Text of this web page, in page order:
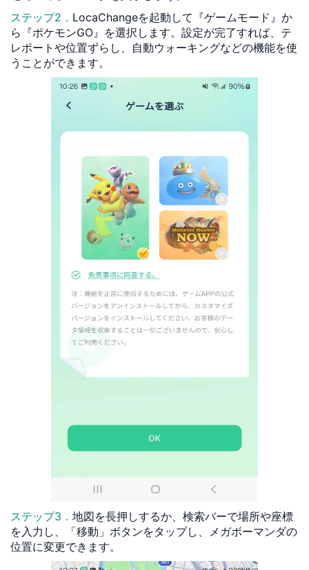
ステップ2． LocaChangeを起動して『ゲームモード』か
ら『ポケモンGO』を選択します。設定が完了すれば、テ
レポートや位置ずらし、自動ウォーキングなどの機能を使
うことができます。
ステップ3． 地図を長押しするか、検索バーで場所や座標
を入力し、「移動」ボタンをタップし、メガボーマンダの
位置に変更できます。